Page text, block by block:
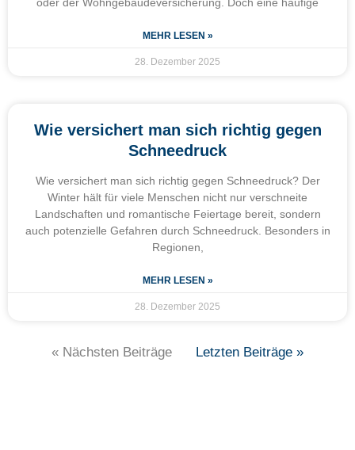
MEHR LESEN »
28. Dezember 2025
Wie versichert man sich richtig gegen
Schneedruck
Wie versichert man sich richtig gegen Schneedruck? Der
Winter hält für viele Menschen nicht nur verschneite
Landschaften und romantische Feiertage bereit, sondern
auch potenzielle Gefahren durch Schneedruck. Besonders in
Regionen,
MEHR LESEN »
28. Dezember 2025
« Nächsten Beiträge Letzten Beiträge »